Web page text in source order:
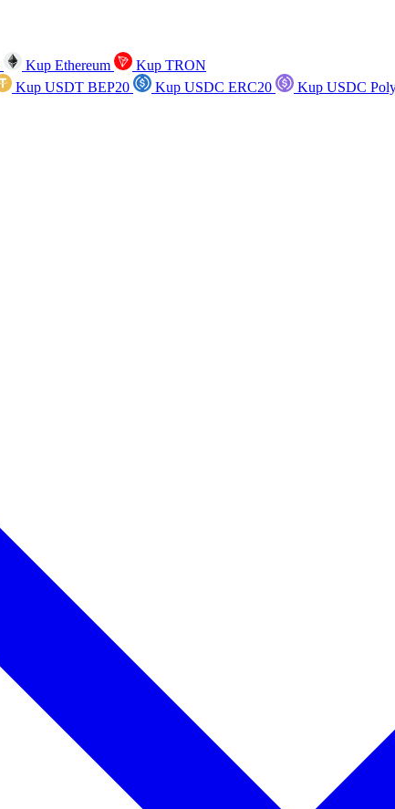
Kup Ethereum
Kup TRON
Kup USDT BEP20 Kup USDC ERC20
Kup USDC